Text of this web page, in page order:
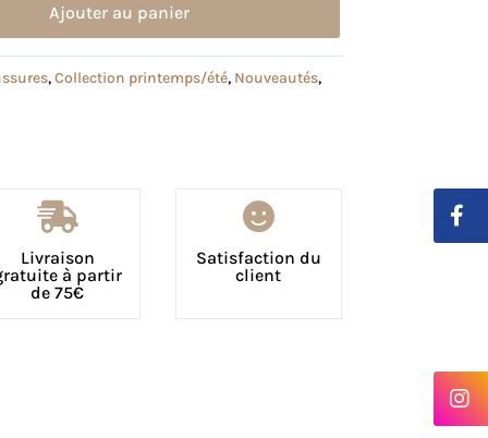
Ajouter au panier
,Collection printemps/été, Nouveautés,

Livraison
à partir
de 75€

Satisfaction du
client